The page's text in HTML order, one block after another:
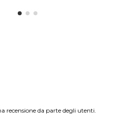
recensione da parte degli utenti.